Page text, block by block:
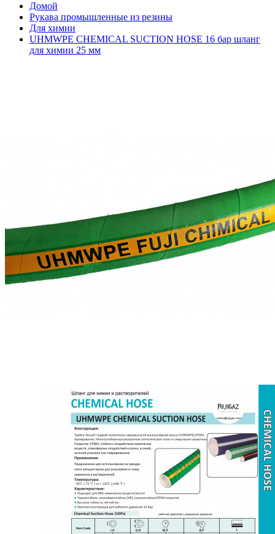
Домой
Рукава промышленные из резины
Для химии
UHMWPE CHEMICAL SUCTION HOSE 16 бар шланг
для химии 25 мм